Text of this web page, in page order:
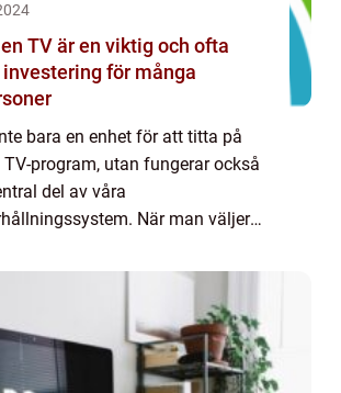
TV är en viktig och ofta
för många
bara en enhet för att titta på
program, utan fungerar också
del av våra
När man väljer
som skärmstorlek,